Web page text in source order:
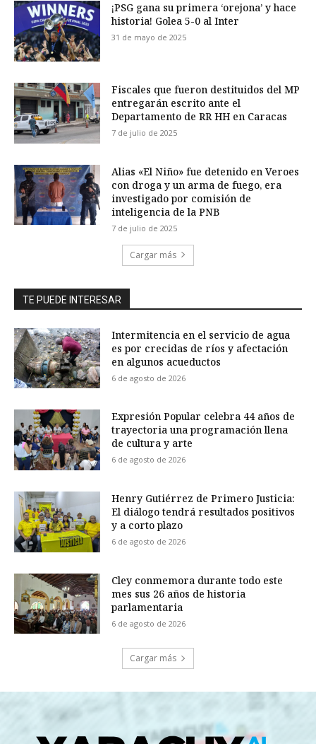
¡PSG gana su primera ‘orejona’ y hace
historia! Golea 5-0 al Inter
31 de mayo de 2025
Fiscales que fueron destituidos del MP
entregarán escrito ante el
Departamento de RR HH en Caracas
7 de julio de 2025
Alias «El Niño» fue detenido en Veroes
con droga y un arma de fuego, era
investigado por comisión de
inteligencia de la PNB
7 de julio de 2025
Cargar más
TE PUEDE INTERESAR
Intermitencia en el servicio de agua
es por crecidas de ríos y afectación
en algunos acueductos
6 de agosto de 2026
Expresión Popular celebra 44 años de
trayectoria una programación llena
de cultura y arte
6 de agosto de 2026
Henry Gutiérrez de Primero Justicia:
El diálogo tendrá resultados positivos
y a corto plazo
6 de agosto de 2026
Cley conmemora durante todo este
mes sus 26 años de historia
parlamentaria
6 de agosto de 2026
Cargar más